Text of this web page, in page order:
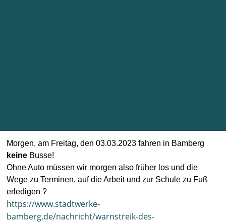
Morgen, am Freitag, den 03.03.2023 fahren in Bamberg
keine Busse!
Ohne Auto müssen wir morgen also früher los und die
Wege zu Terminen, auf die Arbeit und zur Schule zu Fuß
erledigen ?
https://www.stadtwerke-
bamberg.de/nachricht/warnstreik-des-